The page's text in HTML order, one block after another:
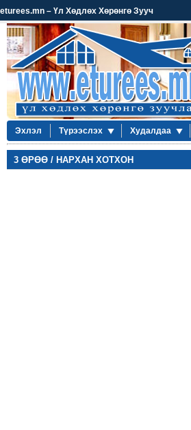
eturees.mn – Үл Хөдлөх Хөрөнгө Зууч
Эхлэл Түрээслэх Худалдаа
3 ӨРӨӨ / НАРХАН ХОТХОН